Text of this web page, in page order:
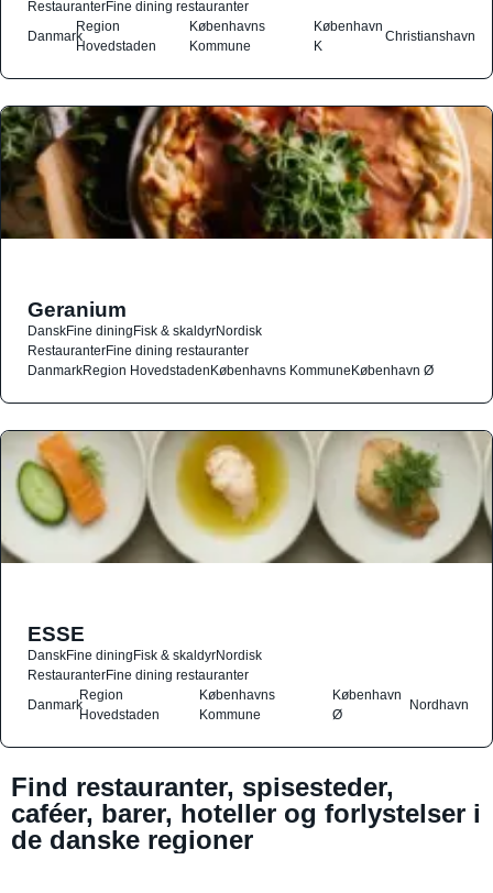
RestauranterFine dining restauranter
Danmark
Region
Hovedstaden
Københavns
Kommune
København
K
Christianshavn
Geranium
DanskFine diningFisk & skaldyrNordisk
RestauranterFine dining restauranter
DanmarkRegion HovedstadenKøbenhavns KommuneKøbenhavn Ø
ESSE
DanskFine diningFisk & skaldyrNordisk
RestauranterFine dining restauranter
Danmark
Region
Hovedstaden
Københavns
Kommune
København
Ø
Nordhavn
Find restauranter, spisesteder,
caféer, barer, hoteller og forlystelser i
de danske regioner